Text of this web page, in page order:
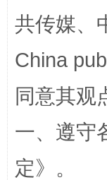
阿坝州三
共传媒、
China
同意其观
一、遵守
定》。